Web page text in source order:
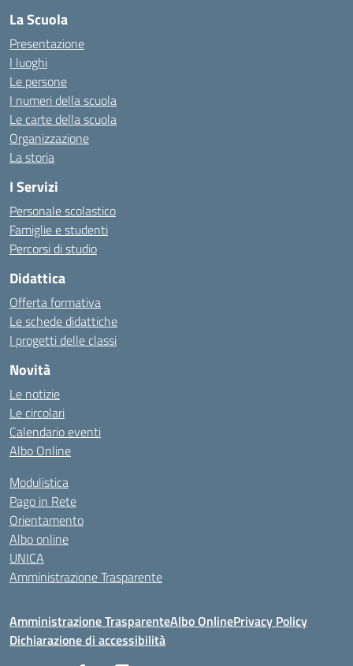
La Scuola
Presentazione
I luoghi
Le persone
I numeri della scuola
Le carte della scuola
Organizzazione
La storia
I Servizi
Personale scolastico
Famiglie e studenti
Percorsi di studio
Didattica
Offerta formativa
Le schede didattiche
I progetti delle classi
Novità
Le notizie
Le circolari
Calendario eventi
Albo Online
Modulistica
Pago in Rete
Orientamento
Albo online
UNICA
Amministrazione Trasparente
Amministrazione TrasparenteAlbo OnlinePrivacy Policy
Dichiarazione di accessibilità